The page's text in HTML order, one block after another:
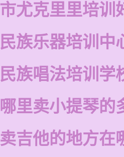
尤克里里培训
族乐器培训中
族唱法培训学
里卖小提琴的
吉他的地方在